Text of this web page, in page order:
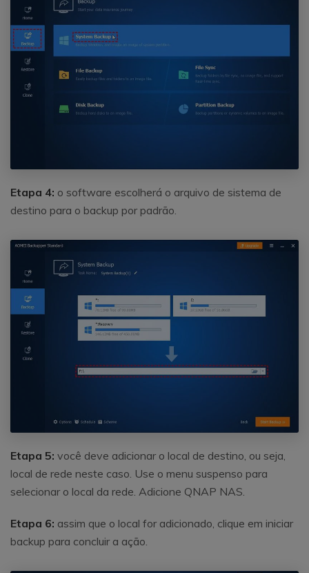
Etapa 4: o software escolherá o arquivo de sistema de
destino para o backup por padrão.
Etapa 5: você deve adicionar o local de destino, ou seja,
local de rede neste caso. Use o menu suspenso para
selecionar o local da rede. Adicione QNAP NAS.
Etapa 6: assim que o local for adicionado, clique em iniciar
backup para concluir a ação.